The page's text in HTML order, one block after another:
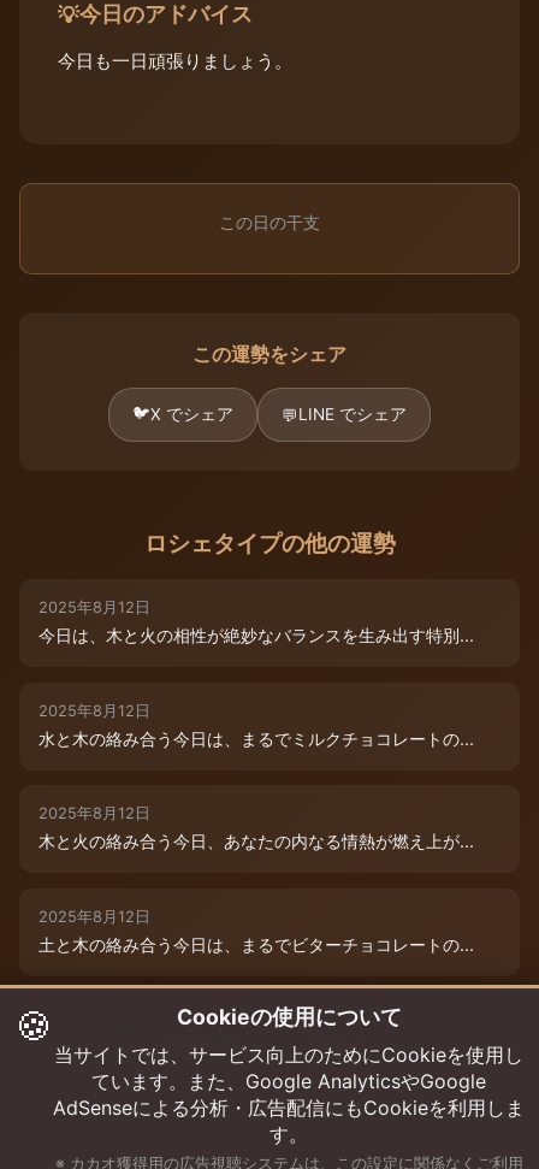
💡今日のアドバイス
今日も一日頑張りましょう。
この日の干支
この運勢をシェア
🐦X でシェア 💬LINE でシェア
ロシェタイプの他の運勢
2025年8月12日
今日は、木と火の相性が絶妙なバランスを生み出す特別...
2025年8月12日
水と木の絡み合う今日は、まるでミルクチョコレートの...
2025年8月12日
木と火の絡み合う今日、あなたの内なる情熱が燃え上が...
2025年8月12日
土と木の絡み合う今日は、まるでビターチョコレートの...
2025年8月12日
今日は、水と木の微妙な絡み合いが運命を彩ります。チ...
🍪 Cookieの使用について
当サイトでは、サービス向上のためにCookieを使用し
ています。また、Google AnalyticsやGoogle
AdSenseによる分析・広告配信にもCookieを利用しま
す。
※ カカオ獲得用の広告視聴システムは、この設定に関係なくご利用